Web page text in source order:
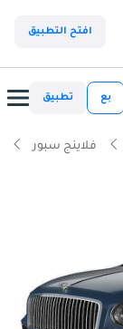
افتح التطبيق
بع تطبيق
فلاينج سبور